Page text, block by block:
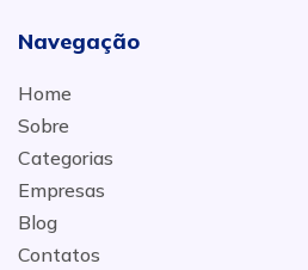
Navegação
Home
Sobre
Categorias
Empresas
Blog
Contatos